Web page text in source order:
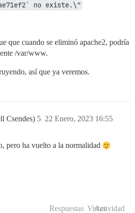
no existe.\"
que cuando se eliminó apache2, podría
/var/www.
así que ya veremos.
Csendes) 22 Enero, 2023 16:55
5
pero ha vuelto a la normalidad
Respuestas Vistas
Actividad